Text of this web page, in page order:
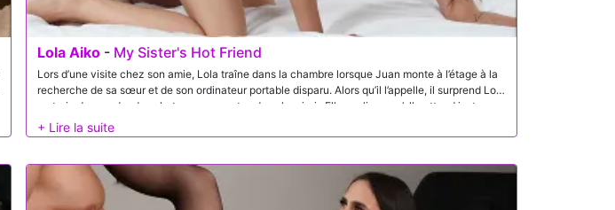
Lola Aiko - My Sister's Hot Friend
Lors d’une visite chez son amie, Lola traîne dans la chambre lorsque Juan monte à l’étage à la
recherche de sa sœur et de son ordinateur portable disparu. Alors qu’il l’appelle, il surprend Lola
en train de prendre des photos provocantes dans le miroir. Elle explique qu’elle attend juste que
sa sœur revienne, mais Juan remarque rapidement ce qu’elle fait et s’interroge sur la véritable
raison des photos. Quand il suggère en plaisantant qu’ils sont destinés à un site où les gens
compris. Réfléchissant rapidement, elle propose de transformer ce moment gênant en
opportunité en lui demandant s’il pouvait l’aider à créer du nouveau contenu puisque son
partenaire habituel n’est pas là. Juan hésite un instant, incertain de s’impliquer, mais la